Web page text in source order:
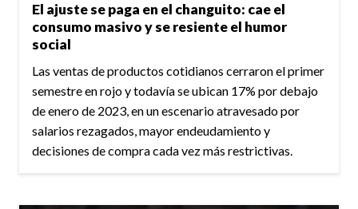
El ajuste se paga en el changuito: cae el
consumo masivo y se resiente el humor
social
Las ventas de productos cotidianos cerraron el primer
semestre en rojo y todavía se ubican 17% por debajo
de enero de 2023, en un escenario atravesado por
salarios rezagados, mayor endeudamiento y
decisiones de compra cada vez más restrictivas.